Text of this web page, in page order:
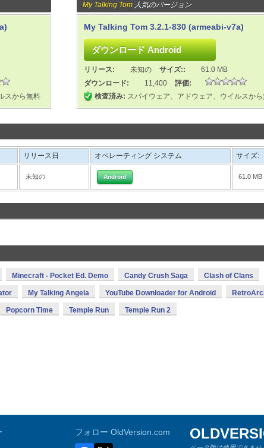
スから無料
My Talking Tom 人気のバージョン
My Talking Tom 3.2.1-830 (armeabi-v7a)
リリース: 未知の サイズ::
61.0 MB
ダウンロード:
11,400
評価:
検査済み: スパイウェア、アドウェア、ウイルスか
リリース日 オペレーティング システム サイズ:
未知の Android 61.0 MB
Minecraft - Pocket Ed. Demo Candy Crush Saga Clash of Clans
My Talking Angela YouTube Downloader for Android
Popcorn Time Temple Run Temple Run 2
フォロー OldVersion.com